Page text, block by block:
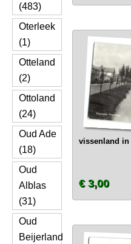
(483)
Oterleek
(1)
Otteland
(2)
Ottoland
(24)
Oud Ade
(18)
Oud
Alblas
(31)
Oud
Beijerland
vissenland in
€ 3,00